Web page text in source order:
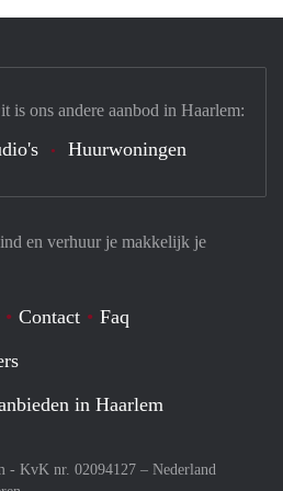
en verhuur je makkelijk je
Contact
Faq
in Haarlem
- KvK nr. 02094127 – Nederland
is ons andere aanbod in Haarlem:
Huurwoningen